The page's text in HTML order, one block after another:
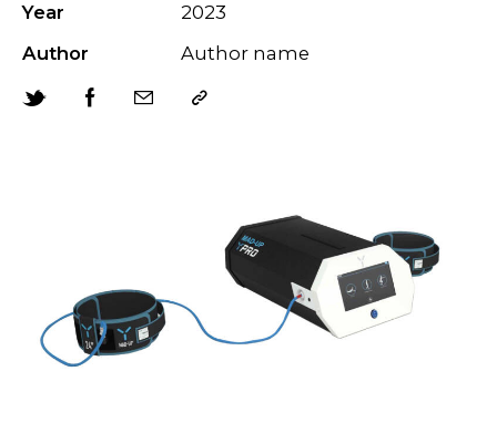
Year
2023
Author
Author name